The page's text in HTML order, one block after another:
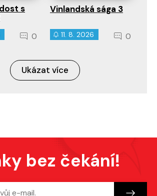
s
0
Vinlandská sága 3
11. 8. 2026 0
Ukázat více
bez čekání!